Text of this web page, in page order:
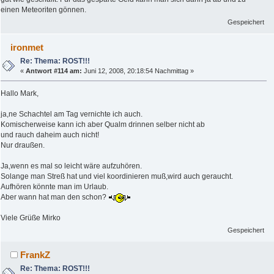
einen Meteoriten gönnen.
Gespeichert
ironmet
Re: Thema: ROST!!!
«Antwort #114 am: Juni 12, 2008, 20:18:54 Nachmittag »
Hallo Mark,
ja,ne Schachtel am Tag vernichte ich auch.
Komischerweise kann ich aber Qualm drinnen selber nicht ab
und rauch daheim auch nicht!
Nur draußen.
Ja,wenn es mal so leicht wäre aufzuhören.
Solange man Streß hat und viel koordinieren muß,wird auch geraucht.
Aufhören könnte man im Urlaub.
Aber wann hat man den schon?
Viele Grüße Mirko
Gespeichert
FrankZ
Re: Thema: ROST!!!